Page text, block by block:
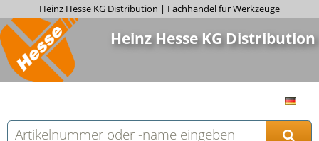
Heinz Hesse KG Distribution | Fachhandel für Werkzeuge
Heinz Hesse KG Distribution